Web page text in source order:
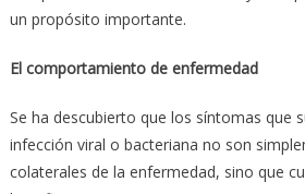
un propósito importante.
El comportamiento de enfermedad
Se ha descubierto que los síntomas que
infección viral o bacteriana no son
colaterales de la enfermedad, sino que